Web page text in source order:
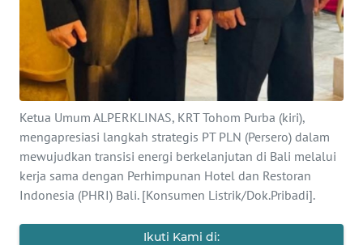
Ketua Umum ALPERKLINAS, KRT Tohom Purba (kiri),
mengapresiasi langkah strategis PT PLN (Persero) dalam
mewujudkan transisi energi berkelanjutan di Bali melalui
kerja sama dengan Perhimpunan Hotel dan Restoran
Indonesia (PHRI) Bali. [Konsumen Listrik/Dok.Pribadi].
Ikuti Kami di:
KAMI
PEDOMAN
MEDIA
SIBER
KARIR